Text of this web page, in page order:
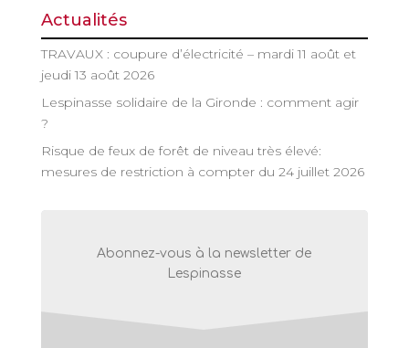
Actualités
TRAVAUX : coupure d’électricité – mardi 11 août et
jeudi 13 août 2026
Lespinasse solidaire de la Gironde : comment agir
?
Risque de feux de forêt de niveau très élevé:
mesures de restriction à compter du 24 juillet 2026
Abonnez-vous à la newsletter de
Lespinasse